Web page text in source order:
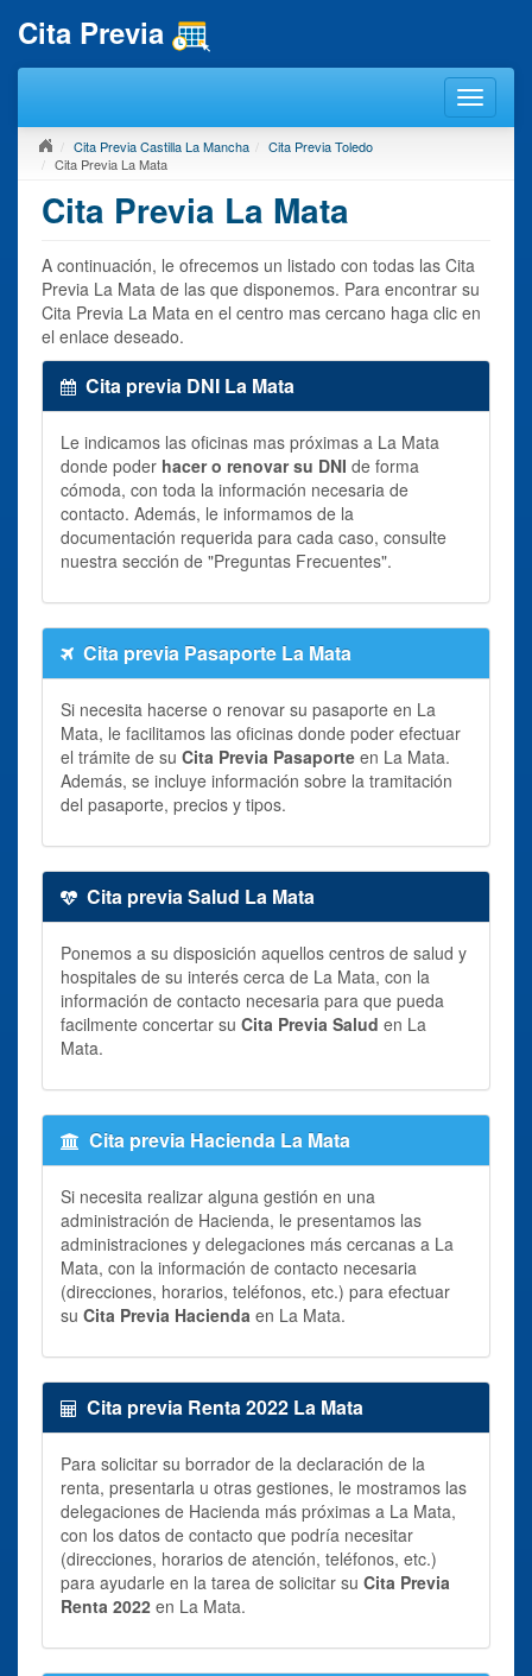
Cita Previa
Cita Previa Castilla La Mancha
Cita Previa Toledo
Cita Previa La Mata
Cita Previa La Mata
A continuación, le ofrecemos un listado con todas las Cita
Previa La Mata de las que disponemos. Para encontrar su
Cita Previa La Mata en el centro mas cercano haga clic en
el enlace deseado.
Cita previa DNI La Mata
Le indicamos las oficinas mas próximas a La Mata
donde poder hacer o renovar su DNI de forma
cómoda, con toda la información necesaria de
contacto. Además, le informamos de la
documentación requerida para cada caso, consulte
nuestra sección de "Preguntas Frecuentes".
Cita previa Pasaporte La Mata
Si necesita hacerse o renovar su pasaporte en La
Mata, le facilitamos las oficinas donde poder efectuar
el trámite de su Cita Previa Pasaporte en La Mata.
Además, se incluye información sobre la tramitación
del pasaporte, precios y tipos.
Cita previa Salud La Mata
Ponemos a su disposición aquellos centros de salud y
hospitales de su interés cerca de La Mata, con la
información de contacto necesaria para que pueda
facilmente concertar su Cita Previa Salud en La
Mata.
Cita previa Hacienda La Mata
Si necesita realizar alguna gestión en una
administración de Hacienda, le presentamos las
administraciones y delegaciones más cercanas a La
Mata, con la información de contacto necesaria
(direcciones, horarios, teléfonos, etc.) para efectuar
su Cita Previa Hacienda en La Mata.
Cita previa Renta 2022 La Mata
Para solicitar su borrador de la declaración de la
renta, presentarla u otras gestiones, le mostramos las
delegaciones de Hacienda más próximas a La Mata,
con los datos de contacto que podría necesitar
(direcciones, horarios de atención, teléfonos, etc.)
para ayudarle en la tarea de solicitar su Cita Previa
Renta 2022 en La Mata.